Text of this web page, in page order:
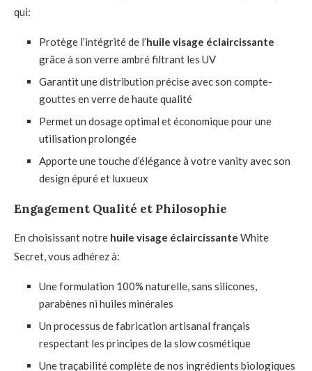
qui:
Protège l’intégrité de l’huile visage éclaircissante
grâce à son verre ambré filtrant les UV
Garantit une distribution précise avec son compte-
gouttes en verre de haute qualité
Permet un dosage optimal et économique pour une
utilisation prolongée
Apporte une touche d’élégance à votre vanity avec son
design épuré et luxueux
Engagement Qualité et Philosophie
En choisissant notre huile visage éclaircissante White
Secret, vous adhérez à:
Une formulation 100% naturelle, sans silicones,
parabènes ni huiles minérales
Un processus de fabrication artisanal français
respectant les principes de la slow cosmétique
Une traçabilité complète de nos ingrédients biologiques